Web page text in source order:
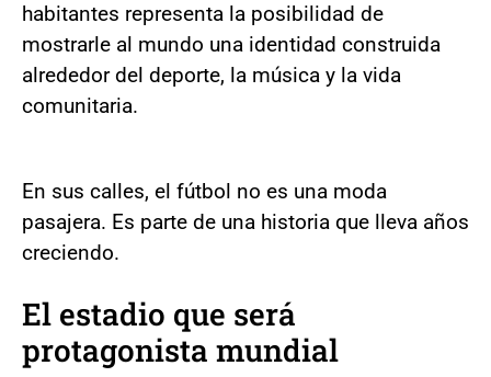
habitantes representa la posibilidad de
mostrarle al mundo una identidad construida
alrededor del deporte, la música y la vida
comunitaria.
En sus calles, el fútbol no es una moda
pasajera. Es parte de una historia que lleva años
creciendo.
El estadio que será
protagonista mundial